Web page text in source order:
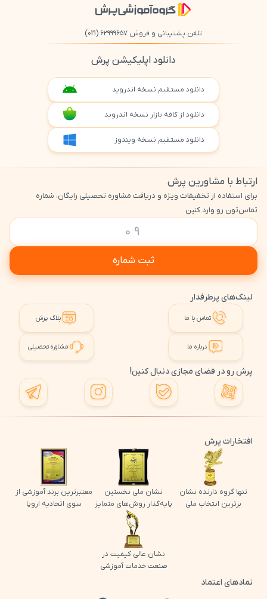
تلفن پشتیبانی و فروش ۶۲۹۹۹۶۵۷ (021)
دانلود اپلیکیشن پرش
دانلود مستقیم نسخه اندروید
دانلود از کافه بازار نسخه اندروید
دانلود مستقیم نسخه ویندوز
ارتباط با مشاورین پرش
برای استفاده از تخفیفات ویژه و دریافت مشاوره تحصیلی رایگان، شماره
تماس‌تون رو وارد کنین
ثبت شماره
لینک‌های پرطرفدار
تماس با ما بلاگ پرش
درباره ما مشاوره تحصیلی
پرش رو در فضای مجازی دنبال کنین!
افتخارات پرش
تنها گروه دارنده نشان
برترین انتخاب ملی
نشان ملی نخستین
پایه‌گذار روش‌های متمایز
معتبرترین برند آموزشی از
سوی اتحادیه اروپا
نشان عالی کیفیت در
صنعت خدمات آموزشی
نمادهای اعتماد